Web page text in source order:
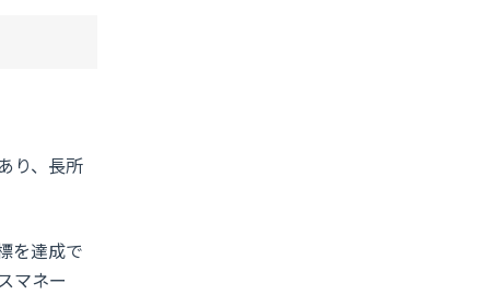
り、長所
を達成で
マネー